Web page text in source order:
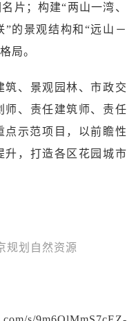
片；构建“两山一湾、
的景观结构和“远山－
局。
筑、景观园林、市政交
师、责任建筑师、责任
点示范项目，以前瞻性
升，打造各区花园城市
规划自然资源